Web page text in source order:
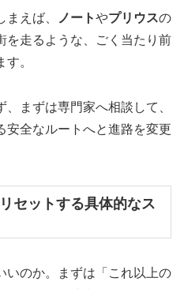
えば、 ノートやプリウスの
を走るような、ごく当たり前
。
まずは専門家へ相談して、
安全なルートへと進路を変更
セットする具体的なス
いのか。まずは「これ以上の